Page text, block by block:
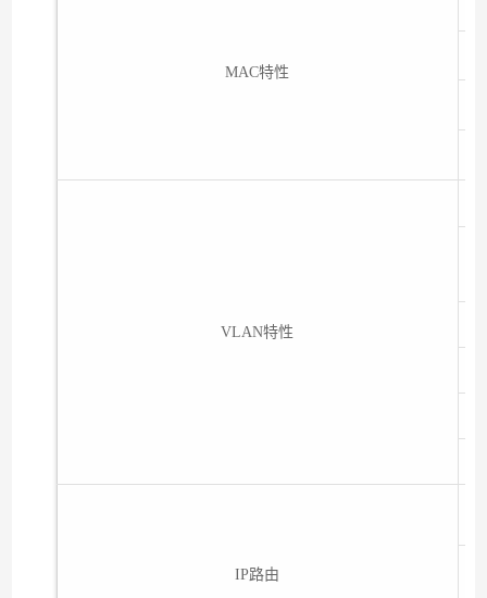
MAC特性
VLAN特性
IP路由